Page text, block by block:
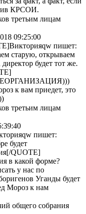
КРСОИ.
третьим лицам
09:25:00
Викторияqw пишет:
старую, открываем
будет тот же.
к вам приедет, это
третьим лицам
пишет:
будет
QUOTE]
в какой форме?
у нас по
Уганды будет
Мороз к нам
общего собрания